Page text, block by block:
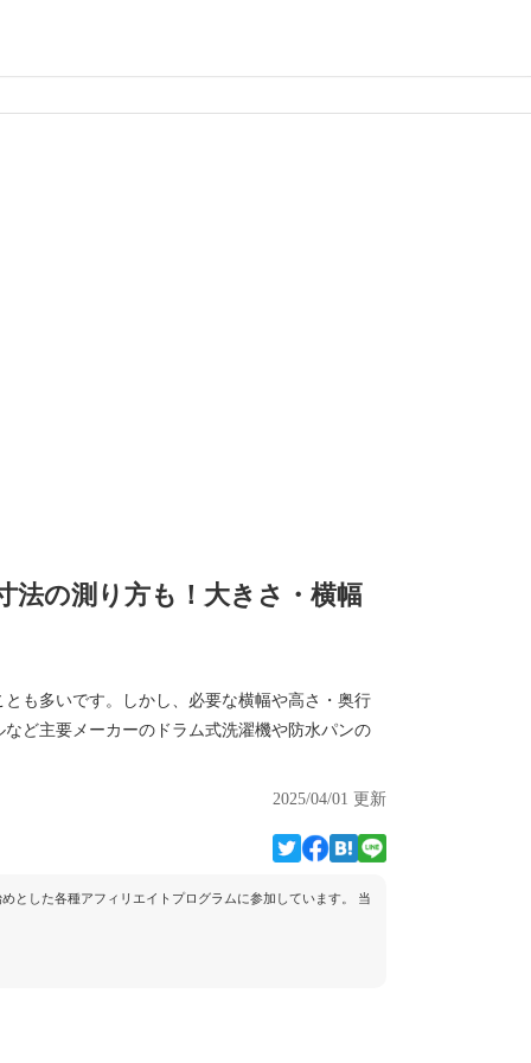
法の測り方も！大きさ・横幅
も多いです。しかし、必要な横幅や高さ・奥行
ど主要メーカーのドラム式洗濯機や防水パンの
2025/04/01 更新
とした各種アフィリエイトプログラムに参加しています。 当